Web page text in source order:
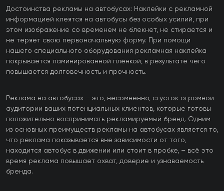
Достоинства рекламы на автобусах: Наклейки с рекламной
информацией клеятся на автобусы без особых усилий, при
этом изображение со временем не блекнет, не стирается и
не теряет свою первоначальную форму. При помощи
нашего специального оборудования рекламная наклейка
покрывается ламинированной плёнкой, в результате чего
повышается долговечность и прочность.
Реклама на автобусах – это, несомненно, сгусток огромной
аудитории ваших потенциальных клиентов, которые готовы
положительно воспринимать рекламируемый бренд. Одним
из основных преимуществ рекламы на автобусах является то,
что реклама показывается вне зависимости от того,
находится автобус в движении или стоит в пробке, – всё это
время реклама повышает охват, доверие и узнаваемость
бренда.